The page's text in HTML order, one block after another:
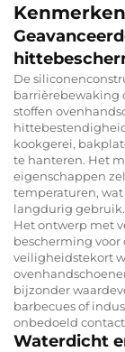
De
barrièrebewaking
stoffen
kookgerei,
te hanteren. Het
eigenschappen
temperaturen,
langdurig gebruik.
Het ontwerp met
bescherming voor
veiligheidstekort
bijzonder
barbecues of
onbedoeld
Waterdicht